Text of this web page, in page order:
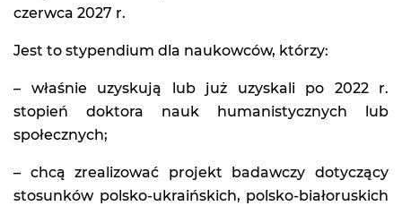
czerwca 2027 r.
Jest to stypendium dla naukowców, którzy:
– właśnie uzyskują lub już uzyskali po 2022 r.
stopień doktora nauk humanistycznych lub
społecznych;
– chcą zrealizować projekt badawczy dotyczący
stosunków polsko-ukraińskich, polsko-białoruskich